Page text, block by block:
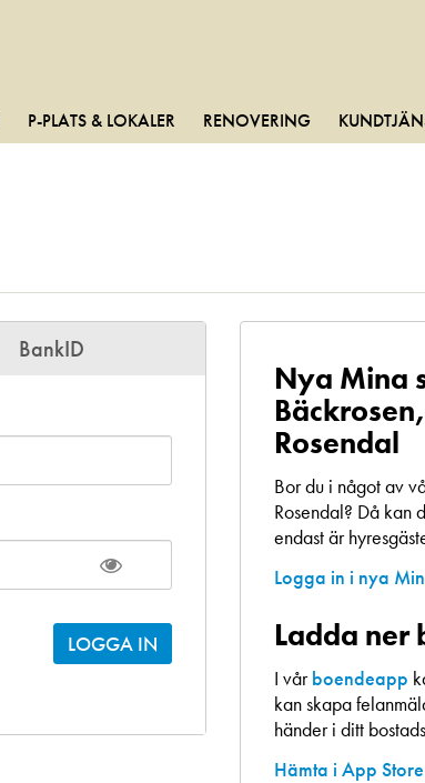
P-PLATS & LOKALER RENOVERING
BankID
Nya Mina
Rosendal
Bor du i något av
Rosendal? Då kan
endast är
Logga in i nya
Ladda ner
I vårboendeapp
kan skapa
händer i ditt
Hämta i App Store